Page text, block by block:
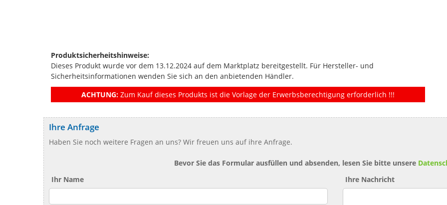
Produktsicherheitshinweise:
Dieses Produkt wurde vor dem 13.12.2024 auf dem Marktplatz bereitgestellt. Für Hersteller- und
Sicherheitsinformationen wenden Sie sich an den anbietenden Händler.
ACHTUNG: Zum Kauf dieses Produkts ist die Vorlage der Erwerbsberechtigung erforderlich !!!
Ihre Anfrage
Haben Sie noch weitere Fragen an uns? Wir freuen uns auf ihre Anfrage.
Bevor Sie das Formular ausfüllen und absenden, lesen Sie bitte unsere
Ihr Name
Ihre Nachricht